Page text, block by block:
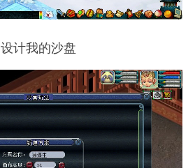
设计我的沙盘